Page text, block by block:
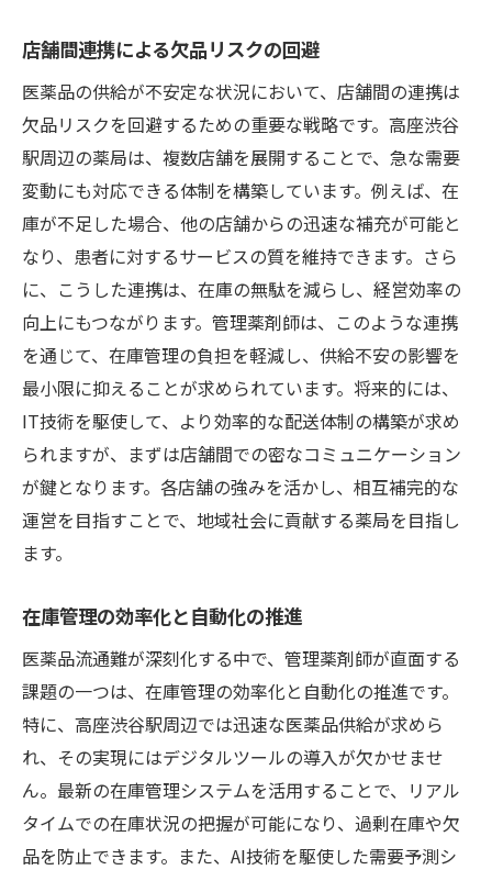
店舗間連携による欠品リスクの回避
医薬品の供給が不安定な状況において、店舗間の連携は
欠品リスクを回避するための重要な戦略です。高座渋谷
駅周辺の薬局は、複数店舗を展開することで、急な需要
変動にも対応できる体制を構築しています。例えば、在
庫が不足した場合、他の店舗からの迅速な補充が可能と
なり、患者に対するサービスの質を維持できます。さら
に、こうした連携は、在庫の無駄を減らし、経営効率の
向上にもつながります。管理薬剤師は、このような連携
を通じて、在庫管理の負担を軽減し、供給不安の影響を
最小限に抑えることが求められています。将来的には、
IT技術を駆使して、より効率的な配送体制の構築が求め
られますが、まずは店舗間での密なコミュニケーション
が鍵となります。各店舗の強みを活かし、相互補完的な
運営を目指すことで、地域社会に貢献する薬局を目指し
ます。
在庫管理の効率化と自動化の推進
医薬品流通難が深刻化する中で、管理薬剤師が直面する
課題の一つは、在庫管理の効率化と自動化の推進です。
特に、高座渋谷駅周辺では迅速な医薬品供給が求めら
れ、その実現にはデジタルツールの導入が欠かせませ
ん。最新の在庫管理システムを活用することで、リアル
タイムでの在庫状況の把握が可能になり、過剰在庫や欠
品を防止できます。また、AI技術を駆使した需要予測シ